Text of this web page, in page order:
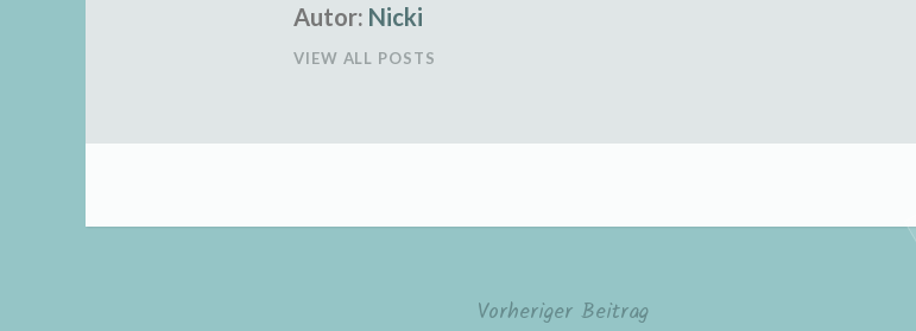
Autor: Nicki
VIEW ALL POSTS
Vorheriger Beitrag